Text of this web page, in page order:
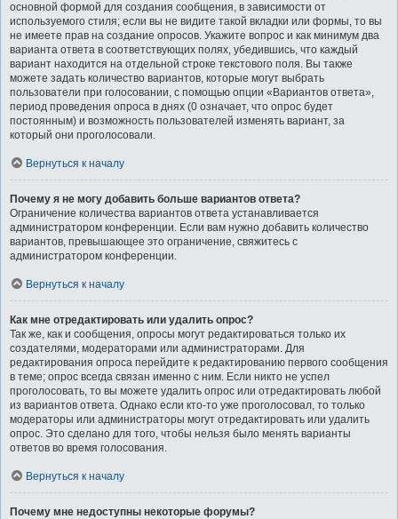
основной формой для создания сообщения, в зависимости от
используемого стиля; если вы не видите такой вкладки или формы, то вы
не имеете прав на создание опросов. Укажите вопрос и как минимум два
варианта ответа в соответствующих полях, убедившись, что каждый
вариант находится на отдельной строке текстового поля. Вы также
можете задать количество вариантов, которые могут выбрать
пользователи при голосовании, с помощью опции «Вариантов ответа»,
период проведения опроса в днях (0 означает, что опрос будет
постоянным) и возможность пользователей изменять вариант, за
который они проголосовали.
Вернуться к началу
Почему я не могу добавить больше вариантов ответа?
Ограничение количества вариантов ответа устанавливается
администратором конференции. Если вам нужно добавить количество
вариантов, превышающее это ограничение, свяжитесь с
администратором конференции.
Вернуться к началу
Как мне отредактировать или удалить опрос?
Так же, как и сообщения, опросы могут редактироваться только их
создателями, модераторами или администраторами. Для
редактирования опроса перейдите к редактированию первого сообщения
в теме; опрос всегда связан именно с ним. Если никто не успел
проголосовать, то вы можете удалить опрос или отредактировать любой
из вариантов ответа. Однако если кто-то уже проголосовал, то только
модераторы или администраторы могут отредактировать или удалить
опрос. Это сделано для того, чтобы нельзя было менять варианты
ответов во время голосования.
Вернуться к началу
Почему мне недоступны некоторые форумы?